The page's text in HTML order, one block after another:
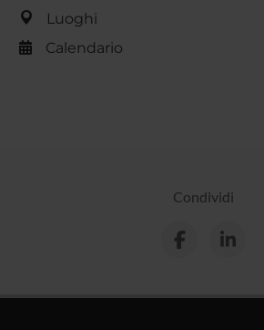
Luoghi
Calendario
Condividi